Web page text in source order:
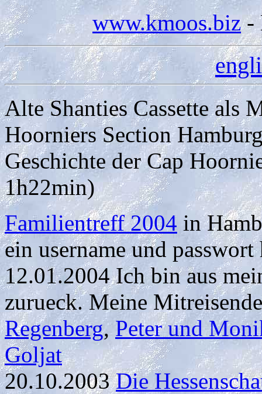
www.kmoos.biz-
Alte Shanties Cassette als
Hoorniers Section
Geschichte der Cap
1h22min)
Familientreff 2004 in
ein username und passwort
12.01.2004 Ich bin aus
zurueck. Meine
Regenberg,Peter und
Goljat
20.10.2003Die